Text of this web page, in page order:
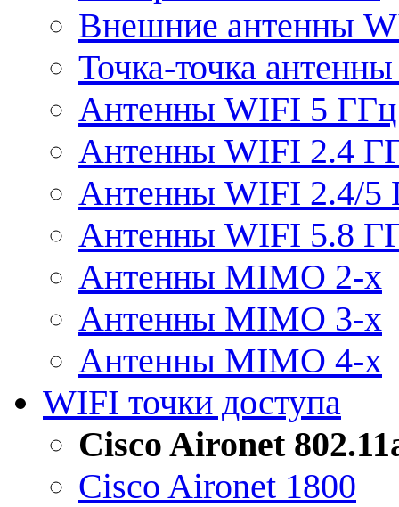
Внешние антенны
Точка-точка
Антенны WIFI 5 ГГц
Антенны WIFI 2.4
Антенны WIFI 2.4/5
Антенны WIFI 5.8
Антенны MIMO 2-x
Антенны MIMO 3-x
Антенны MIMO 4-x
WIFI точки доступа
Cisco Aironet
Cisco Aironet 1800